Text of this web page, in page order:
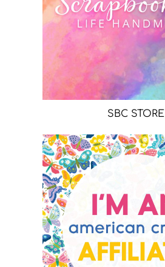
SBC STORE